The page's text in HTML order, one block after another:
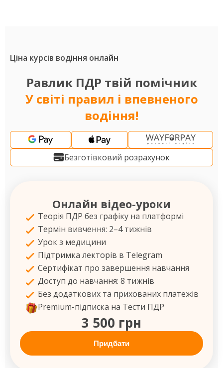
Ціна курсів водіння онлайн
Равлик ПДР твій помічник
У світі правил і впевненого
водіння!
Безготівковий розрахунок
Онлайн відео-уроки
Теорія ПДР без графіку на платформі
Термін вивчення: 2–4 тижнів
Урок з медицини
Підтримка лекторів в Telegram
Сертифікат про завершення навчання
Доступ до навчання: 8 тижнів
Без додаткових та прихованих платежів
Premium-підписка на Тести ПДР
3 500 грн
Придбати